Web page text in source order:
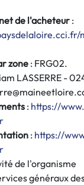
de l'acheteur:
zone : FRG02.
LASSERRE -
: https://
: https://
de l'organisme
généraux